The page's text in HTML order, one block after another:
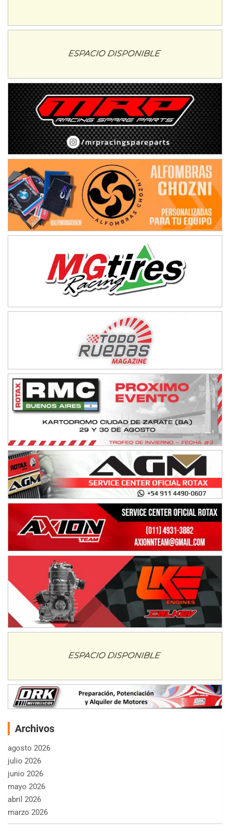
Archivos
agosto 2026
julio 2026
junio 2026
mayo 2026
abril 2026
marzo 2026